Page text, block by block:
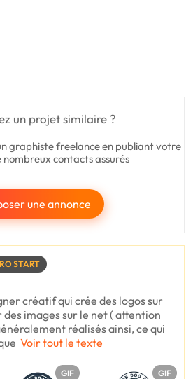
un projet similaire ?
graphiste freelance en publiant votre
nombreux contacts assurés
une annonce
START
créatif qui crée des logos sur
des images sur le net ( attention
réalisés ainsi, ce qui
Voir tout le texte
GIF GIF